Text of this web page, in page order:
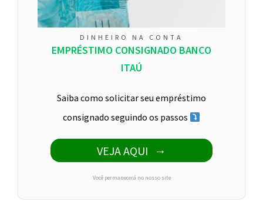
DINHEIRO NA CONTA
EMPRÉSTIMO CONSIGNADO BANCO
ITAÚ
Saiba como solicitar seu empréstimo
consignado seguindo os passos
VEJA AQUI
Você permanecerá no nosso site